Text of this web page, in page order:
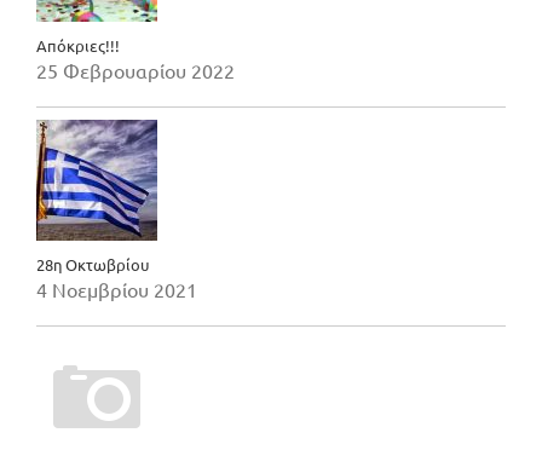
Απόκριες!!!
25 Φεβρουαρίου 2022
28η Οκτωβρίου
4 Νοεμβρίου 2021